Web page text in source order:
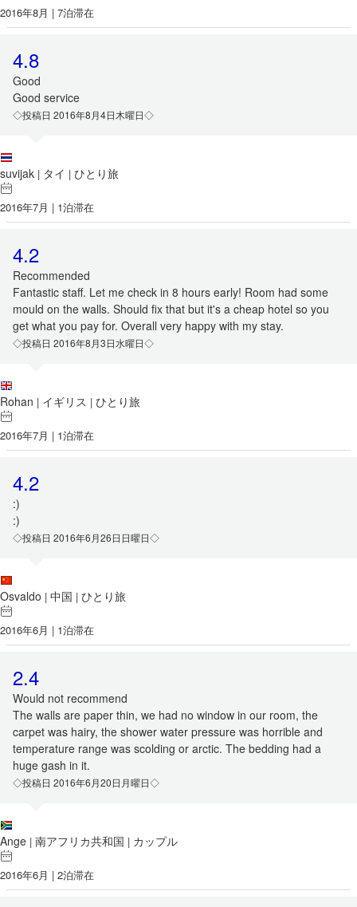
2016年8月 | 7泊滞在
4.8
Good
Good service
◇投稿日 2016年8月4日木曜日◇
suvijak | タイ | ひとり旅
2016年7月 | 1泊滞在
4.2
Recommended
Fantastic staff. Let me check in 8 hours early! Room had some
mould on the walls. Should fix that but it's a cheap hotel so you
get what you pay for. Overall very happy with my stay.
◇投稿日 2016年8月3日水曜日◇
Rohan | イギリス | ひとり旅
2016年7月 | 1泊滞在
4.2
:)
:)
◇投稿日 2016年6月26日日曜日◇
Osvaldo | 中国 | ひとり旅
2016年6月 | 1泊滞在
2.4
Would not recommend
The walls are paper thin, we had no window in our room, the
carpet was hairy, the shower water pressure was horrible and
temperature range was scolding or arctic. The bedding had a
huge gash in it.
◇投稿日 2016年6月20日月曜日◇
Ange | 南アフリカ共和国 | カップル
2016年6月 | 2泊滞在